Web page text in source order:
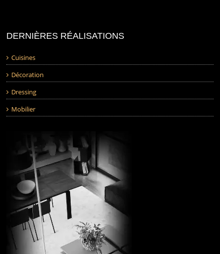
DERNIÈRES RÉALISATIONS
Cuisines
Décoration
Dressing
Mobilier